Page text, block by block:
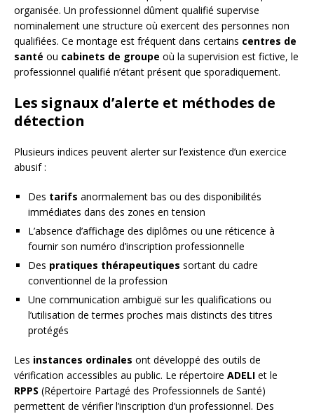
organisée. Un professionnel dûment qualifié supervise
nominalement une structure où exercent des personnes non
qualifiées. Ce montage est fréquent dans certains centres de
santé ou cabinets de groupe où la supervision est fictive, le
professionnel qualifié n’étant présent que sporadiquement.
Les signaux d’alerte et méthodes de
détection
Plusieurs indices peuvent alerter sur l’existence d’un exercice
abusif :
Des tarifs anormalement bas ou des disponibilités
immédiates dans des zones en tension
L’absence d’affichage des diplômes ou une réticence à
fournir son numéro d’inscription professionnelle
Des pratiques thérapeutiques sortant du cadre
conventionnel de la profession
Une communication ambiguë sur les qualifications ou
l’utilisation de termes proches mais distincts des titres
protégés
Les instances ordinales ont développé des outils de
vérification accessibles au public. Le répertoire ADELI et le
RPPS (Répertoire Partagé des Professionnels de Santé)
permettent de vérifier l’inscription d’un professionnel. Des